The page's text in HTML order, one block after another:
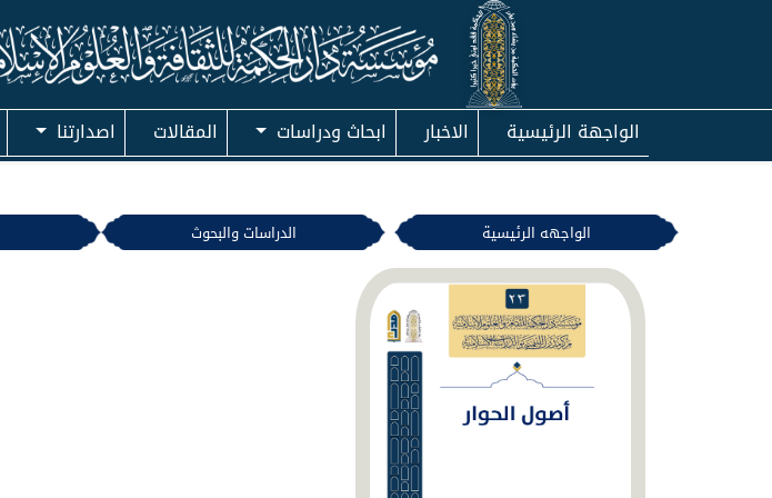
الواجهة الرئيسية الاخبار ابحاث ودراسات المقالات اصدارتنا
الواجهه الرئيسية الدراسات والبحوث